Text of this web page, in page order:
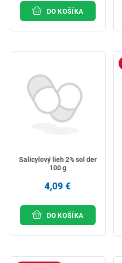
DO KOŠÍKA
Salicylový lieh 2% sol der
100 g
4,09 €
DO KOŠÍKA